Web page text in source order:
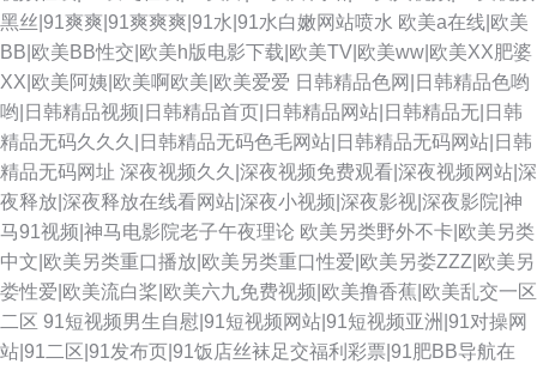
黑丝|91爽爽|91爽爽爽|91水|91水白嫩网站喷水 欧美a在线|欧美
BB|欧美BB性交|欧美h版电影下载|欧美TV|欧美ww|欧美XX肥婆
XX|欧美阿姨|欧美啊欧美|欧美爱爱 日韩精品色网|日韩精品色哟
哟|日韩精品视频|日韩精品首页|日韩精品网站|日韩精品无|日韩
精品无码久久久|日韩精品无码色毛网站|日韩精品无码网站|日韩
精品无码网址 深夜视频久久|深夜视频免费观看|深夜视频网站|深
夜释放|深夜释放在线看网站|深夜小视频|深夜影视|深夜影院|神
马91视频|神马电影院老子午夜理论 欧美另类野外不卡|欧美另类
中文|欧美另类重口播放|欧美另类重口性爱|欧美另娄ZZZ|欧美另
娄性爱|欧美流白桨|欧美六九免费视频|欧美撸香蕉|欧美乱交一区
二区 91短视频男生自慰|91短视频网站|91短视频亚洲|91对操网
站|91二区|91发布页|91饭店丝袜足交福利彩票|91肥BB导航在